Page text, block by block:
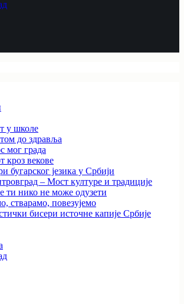
у школе
до здравља
мог града
кроз векове
бугарског језика у Србији
– Мост културе и традиције
ти нико не може одузети
стварамо, повезујемо
бисери источне капије Србије